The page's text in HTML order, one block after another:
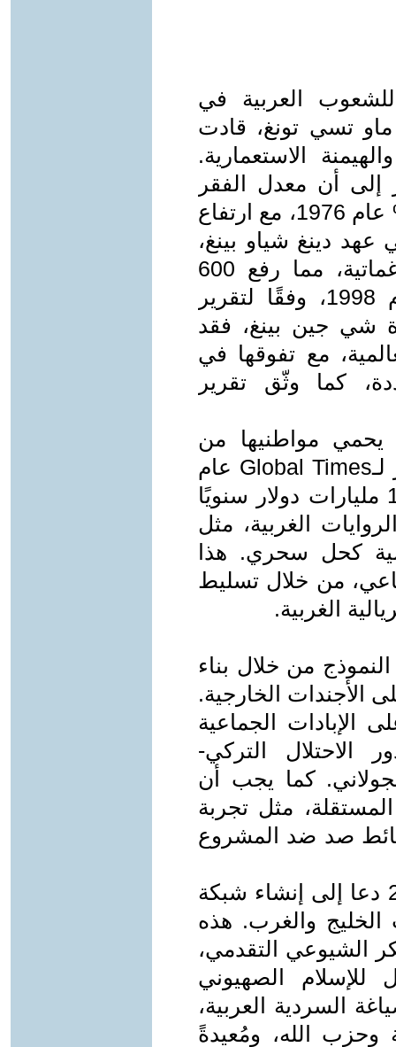
العربية في
ماو تسي تونغ، قادت
الاستعمارية.
الدولي عام 1978 أشار إلى أن معدل الفقر
انخفض من 80% عام 1949 إلى 30% عام 1976، مع ارتفاع
الأساسي إلى 90%. في عهد دينغ شياو بينغ،
تبنّت الصين إصلاحات اقتصادية براغماتية، مما رفع 600
مليون شخص من الفقر بحلول عام 1998، وفقًا لتقرير
شي جين بينغ، فقد
مع تفوقها في
كما وثّق تقرير
يحمي مواطنيها من
التنميطات الاستعمارية الغربية. تقرير لـGlobal Times عام
2024 أشار إلى أن الصين تستثمر 10 مليارات دولار سنويًا
الغربية، مثل
كحل سحري. هذا
من خلال تسليط
الغربية.
من خلال بناء
الأجندات الخارجية.
الإبادات الجماعية
التركي-
كما يجب أن
المستقلة، مثل تجربة
صد ضد المشروع
تقرير لـAl-Ahram Weekly عام 2023 دعا إلى إنشاء شبكة
الخليج والغرب. هذه
الشيوعي التقدمي،
للإسلام الصهيوني
السردية العربية،
وحزب الله، ومُعيدةً